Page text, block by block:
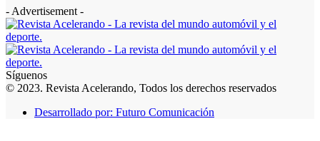
- Advertisement -
Síguenos
© 2023. Revista Acelerando, Todos los derechos reservados
Desarrollado por: Futuro Comunicación